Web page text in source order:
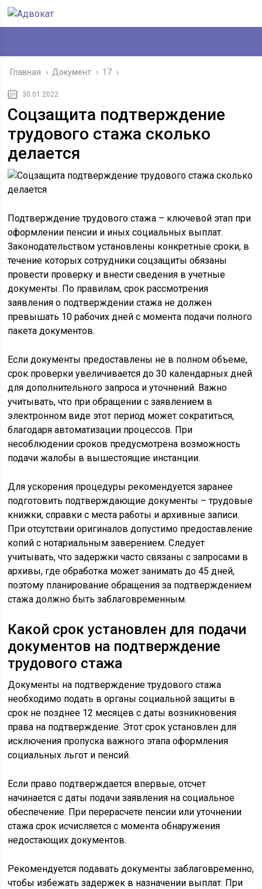
Главная › Документ › 17 ›
30.01.2022
Соцзащита подтверждение
трудового стажа сколько
делается
Подтверждение трудового стажа – ключевой этап при
оформлении пенсии и иных социальных выплат.
Законодательством установлены конкретные сроки, в
течение которых сотрудники соцзащиты обязаны
провести проверку и внести сведения в учетные
документы. По правилам, срок рассмотрения
заявления о подтверждении стажа не должен
превышать 10 рабочих дней с момента подачи полного
пакета документов.
Если документы предоставлены не в полном объеме,
срок проверки увеличивается до 30 календарных дней
для дополнительного запроса и уточнений. Важно
учитывать, что при обращении с заявлением в
электронном виде этот период может сократиться,
благодаря автоматизации процессов. При
несоблюдении сроков предусмотрена возможность
подачи жалобы в вышестоящие инстанции.
Для ускорения процедуры рекомендуется заранее
подготовить подтверждающие документы – трудовые
книжки, справки с места работы и архивные записи.
При отсутствии оригиналов допустимо предоставление
копий с нотариальным заверением. Следует
учитывать, что задержки часто связаны с запросами в
архивы, где обработка может занимать до 45 дней,
поэтому планирование обращения за подтверждением
стажа должно быть заблаговременным.
Какой срок установлен для подачи
документов на подтверждение
трудового стажа
Документы на подтверждение трудового стажа
необходимо подать в органы социальной защиты в
срок не позднее 12 месяцев с даты возникновения
права на подтверждение. Этот срок установлен для
исключения пропуска важного этапа оформления
социальных льгот и пенсий.
Если право подтверждается впервые, отсчет
начинается с даты подачи заявления на социальное
обеспечение. При перерасчете пенсии или уточнении
стажа срок исчисляется с момента обнаружения
недостающих документов.
Рекомендуется подавать документы заблаговременно,
чтобы избежать задержек в назначении выплат. При